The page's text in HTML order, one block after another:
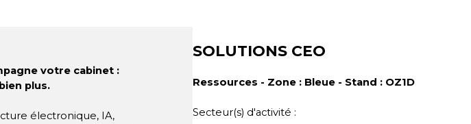
votre cabinet :
plus.
électronique, IA,
SOLUTIONS CEO
Ressources - Zone : Bleue - Stand : OZ1D
Secteur(s) d'activité :